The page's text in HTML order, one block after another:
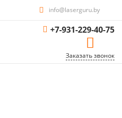
info@laserguru.by
+7-931-229-40-75
Заказать звонок